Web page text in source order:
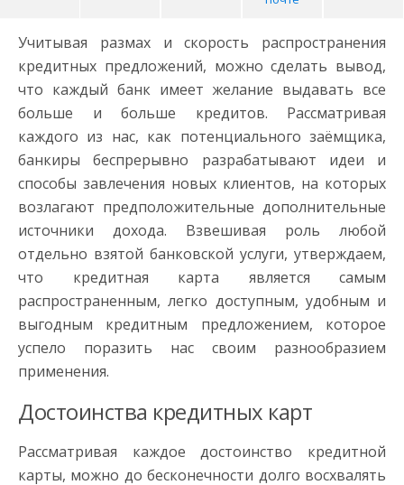
Учитывая размах и скорость распространения
кредитных предложений, можно сделать вывод,
что каждый банк имеет желание выдавать все
больше и больше кредитов. Рассматривая
каждого из нас, как потенциального заёмщика,
банкиры беспрерывно разрабатывают идеи и
способы завлечения новых клиентов, на которых
возлагают предположительные дополнительные
источники дохода. Взвешивая роль любой
отдельно взятой банковской услуги, утверждаем,
что кредитная карта является самым
распространенным, легко доступным, удобным и
выгодным кредитным предложением, которое
успело поразить нас своим разнообразием
применения.
Достоинства кредитных карт
Рассматривая каждое достоинство кредитной
карты, можно до бесконечности долго восхвалять